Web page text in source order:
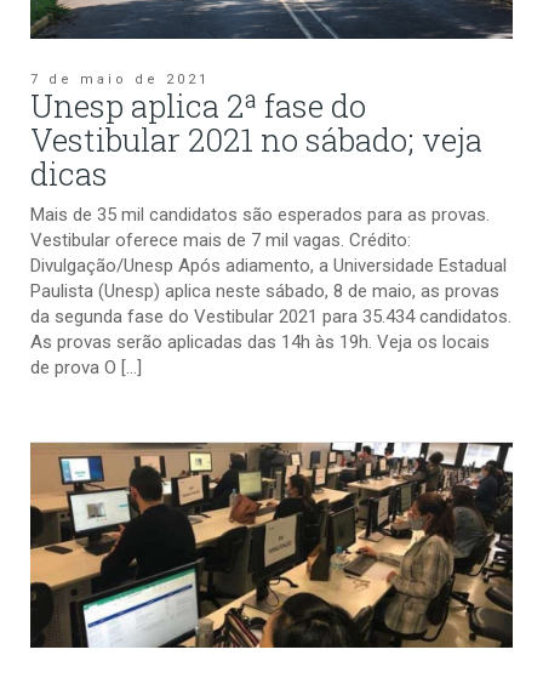
7 de maio de 2021
Unesp aplica 2ª fase do
Vestibular 2021 no sábado; veja
dicas
Mais de 35 mil candidatos são esperados para as provas.
Vestibular oferece mais de 7 mil vagas. Crédito:
Divulgação/Unesp Após adiamento, a Universidade Estadual
Paulista (Unesp) aplica neste sábado, 8 de maio, as provas
da segunda fase do Vestibular 2021 para 35.434 candidatos.
As provas serão aplicadas das 14h às 19h. Veja os locais
de prova O […]